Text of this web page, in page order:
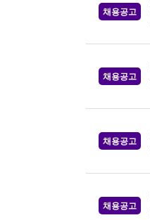
채용공고
채용공고
채용공고
채용공고